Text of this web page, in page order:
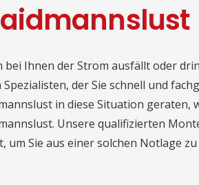
bei Ihnen der Strom ausfällt oder
Spezialisten, der Sie schnell und
in diese Situation geraten,
Unsere qualifizierten
um Sie aus einer solchen Notlage